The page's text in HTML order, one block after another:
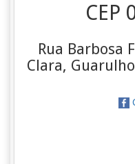
CEP
Rua Barbosa
Clara,